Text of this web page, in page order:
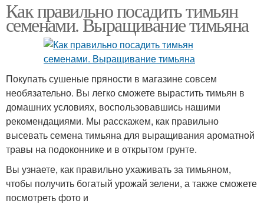
Как правильно посадить тимьян
семенами. Выращивание тимьяна
Покупать сушеные пряности в магазине совсем
необязательно. Вы легко сможете вырастить тимьян в
домашних условиях, воспользовавшись нашими
рекомендациями. Мы расскажем, как правильно
высевать семена тимьяна для выращивания ароматной
травы на подоконнике и в открытом грунте.
Вы узнаете, как правильно ухаживать за тимьяном,
чтобы получить богатый урожай зелени, а также сможете
посмотреть фото и